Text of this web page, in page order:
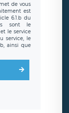
de vous
est
6.1.b du
sont le
le service
service, le
ainsi que
par
clauses de
collectées
sollicite la